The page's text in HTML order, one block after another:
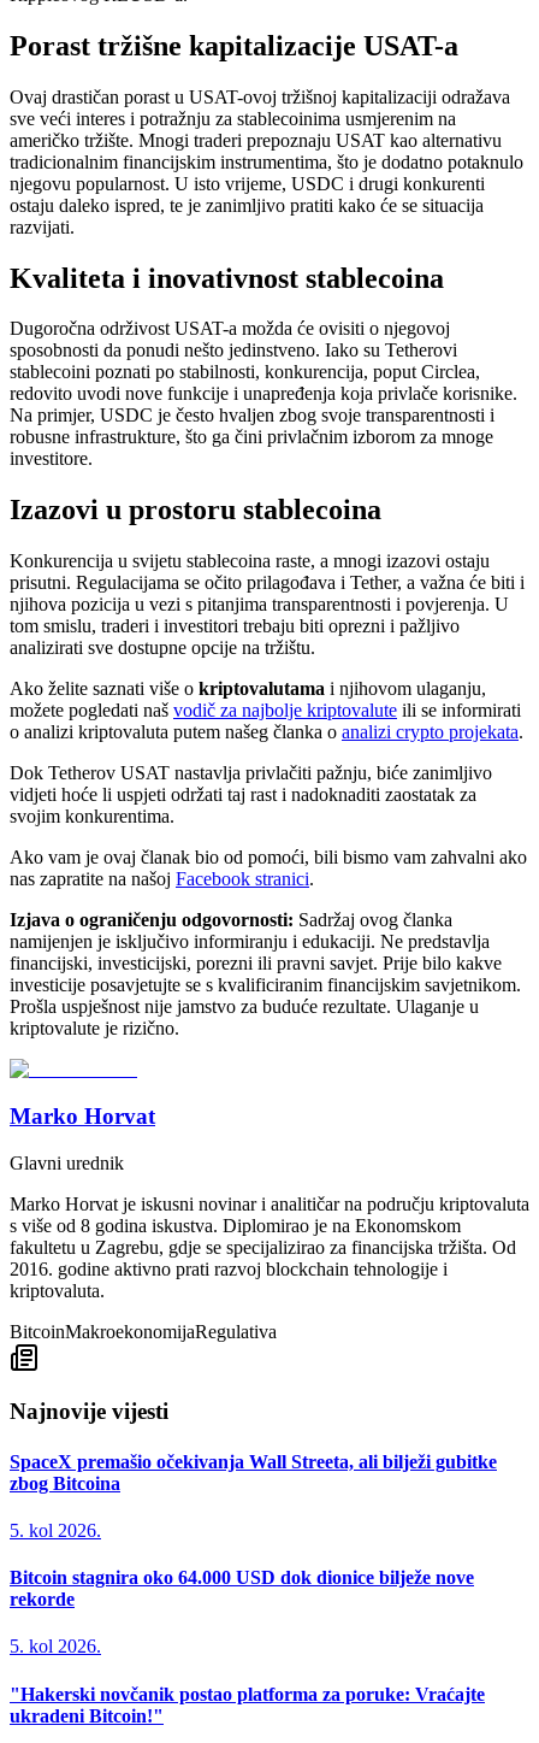
Porast tržišne kapitalizacije USAT-a
Ovaj drastičan porast u USAT-ovoj tržišnoj kapitalizaciji odražava
sve veći interes i potražnju za stablecoinima usmjerenim na
američko tržište. Mnogi traderi prepoznaju USAT kao alternativu
tradicionalnim financijskim instrumentima, što je dodatno potaknulo
njegovu popularnost. U isto vrijeme, USDC i drugi konkurenti
ostaju daleko ispred, te je zanimljivo pratiti kako će se situacija
razvijati.
Kvaliteta i inovativnost stablecoina
Dugoročna održivost USAT-a možda će ovisiti o njegovoj
sposobnosti da ponudi nešto jedinstveno. Iako su Tetherovi
stablecoini poznati po stabilnosti, konkurencija, poput Circlea,
redovito uvodi nove funkcije i unapređenja koja privlače korisnike.
Na primjer, USDC je često hvaljen zbog svoje transparentnosti i
robusne infrastrukture, što ga čini privlačnim izborom za mnoge
investitore.
Izazovi u prostoru stablecoina
Konkurencija u svijetu stablecoina raste, a mnogi izazovi ostaju
prisutni. Regulacijama se očito prilagođava i Tether, a važna će biti i
njihova pozicija u vezi s pitanjima transparentnosti i povjerenja. U
tom smislu, traderi i investitori trebaju biti oprezni i pažljivo
analizirati sve dostupne opcije na tržištu.
Ako želite saznati više o kriptovalutama i njihovom ulaganju,
možete pogledati naš vodič za najbolje kriptovalute ili se informirati
o analizi kriptovaluta putem našeg članka o analizi crypto projekata.
Dok Tetherov USAT nastavlja privlačiti pažnju, biće zanimljivo
vidjeti hoće li uspjeti održati taj rast i nadoknaditi zaostatak za
svojim konkurentima.
Ako vam je ovaj članak bio od pomoći, bili bismo vam zahvalni ako
nas zapratite na našoj Facebook stranici.
Izjava o ograničenju odgovornosti: Sadržaj ovog članka
namijenjen je isključivo informiranju i edukaciji. Ne predstavlja
financijski, investicijski, porezni ili pravni savjet. Prije bilo kakve
investicije posavjetujte se s kvalificiranim financijskim savjetnikom.
Prošla uspješnost nije jamstvo za buduće rezultate. Ulaganje u
kriptovalute je rizično.
Marko Horvat
Glavni urednik
Marko Horvat je iskusni novinar i analitičar na području kriptovaluta
s više od 8 godina iskustva. Diplomirao je na Ekonomskom
fakultetu u Zagrebu, gdje se specijalizirao za financijska tržišta. Od
2016. godine aktivno prati razvoj blockchain tehnologije i
kriptovaluta.
BitcoinMakroekonomijaRegulativa
Najnovije vijesti
SpaceX premašio očekivanja Wall Streeta, ali bilježi gubitke
zbog Bitcoina
5. kol 2026.
Bitcoin stagnira oko 64.000 USD dok dionice bilježe nove
rekorde
5. kol 2026.
"Hakerski novčanik postao platforma za poruke: Vraćajte
ukradeni Bitcoin!"